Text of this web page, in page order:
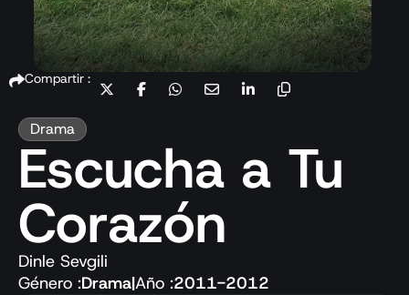
Compartir :
Drama
Escucha a Tu
Corazón
Dinle Sevgili
Género :Drama|Año :2011-2012